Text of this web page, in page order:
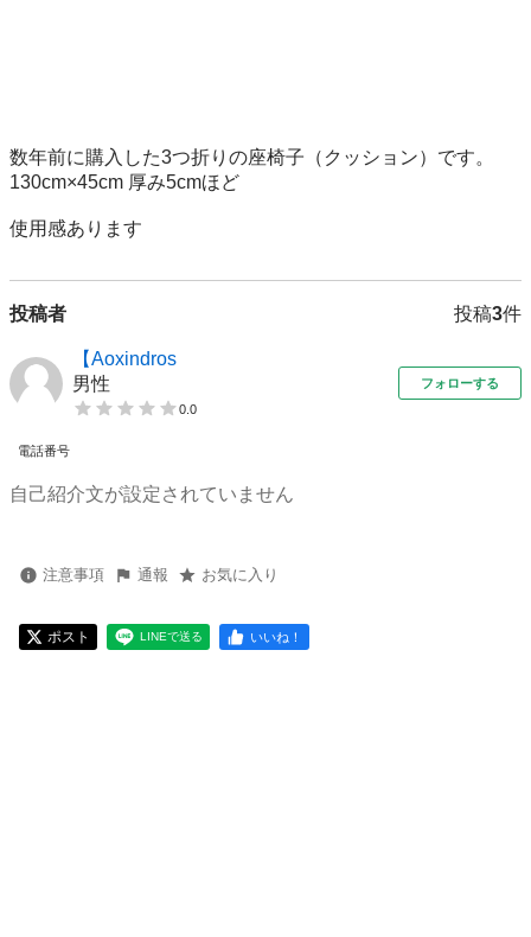
数年前に購入した3つ折りの座椅子（クッション）です。
130cm×45cm 厚み5cmほど
使用感あります
投稿者 投稿3件
【Aoxindros
男性
0.0
フォローする
電話番号
自己紹介文が設定されていません
注意事項 通報 お気に入り
ポスト LINEで送る いいね！